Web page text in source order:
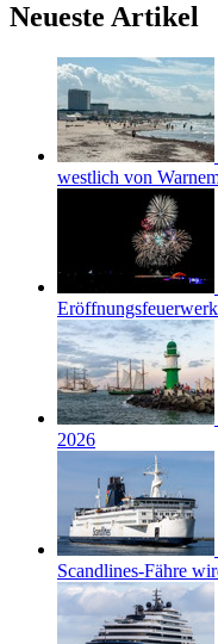
Neueste Artikel
westlich von
2026
Scandlines-Fähre